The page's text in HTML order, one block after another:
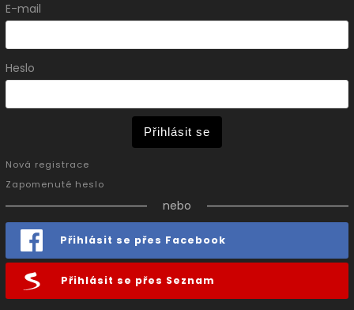
E-mail
Heslo
Přihlásit se
Nová registrace
Zapomenuté heslo
nebo
Přihlásit se přes Facebook
Přihlásit se přes Seznam